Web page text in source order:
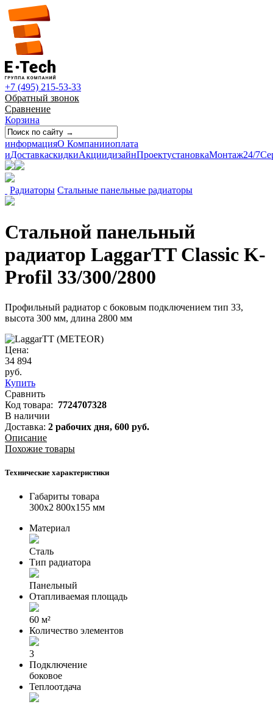
+7 (495) 215-53-33
Обратный звонок
Сравнение
Корзина
информацияО Компанииоплата
иДоставкаскидкиАкциидизайнПроектустановкаМонтаж24/7
Радиаторы Стальные панельные радиаторы
Стальной панельный
радиатор LaggarTT Classic K-
Profil 33/300/2800
Профильный радиатор с боковым подключением тип 33,
высота 300 мм, длина 2800 мм
Цена:
34 894
руб.
Купить
Сравнить
Код товара: 7724707328
В наличии
Доставка: 2 рабочих дня, 600 руб.
Описание
Похожие товары
Технические характеристики
Габариты товара
300x2 800x155 мм
Материал
Сталь
Тип радиатора
Панельный
Отапливаемая площадь
60 м²
Количество элементов
3
Подключение
боковое
Теплоотдача